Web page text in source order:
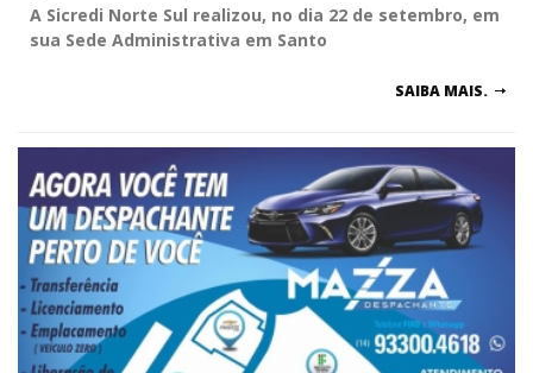
A Sicredi Norte Sul realizou, no dia 22 de setembro, em
sua Sede Administrativa em Santo
SAIBA MAIS.